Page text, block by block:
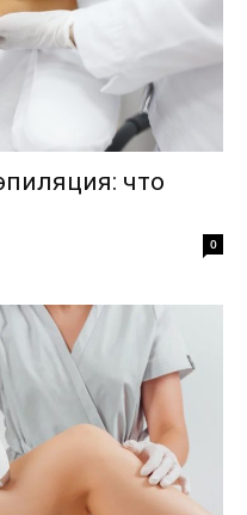
что
0